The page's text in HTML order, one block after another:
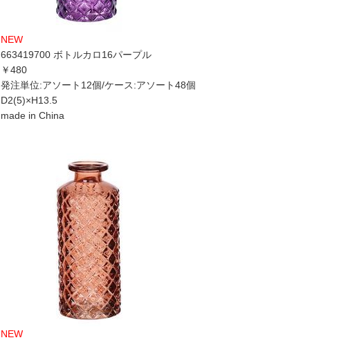
NEW
663419700 ボトルカロ16パープル
￥480
発注単位:アソート12個/ケース:アソート48個
D2(5)×H13.5
made in China
NEW